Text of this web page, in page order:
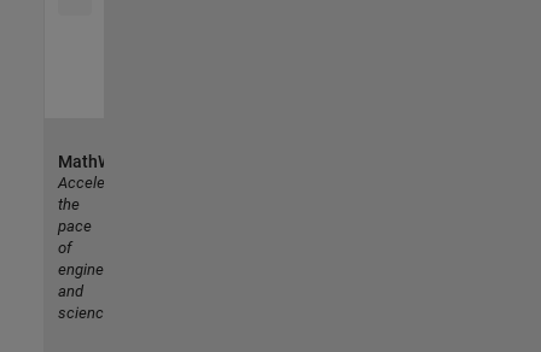
MathWorks
Accelerating
the
pace
of
engineering
and
science